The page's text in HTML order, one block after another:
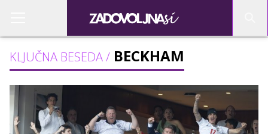
KLJUČNA BESEDA / BECKHAM